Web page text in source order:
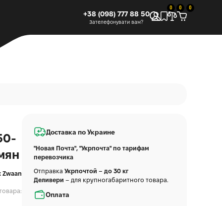
+38 (098) 777 88 50
Зателефонувати вам?
0 0 0
Zwaan
Доставка по Украине
"Новая Почта", "Укрпочта" по тарифам
перевозчика
Отправка Укрпочтой – до 30 кг
Деливери – для крупногабаритного товара.
Оплата